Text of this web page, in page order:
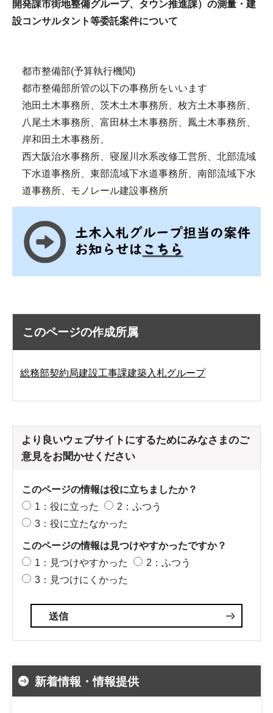
開発課市街地整備グループ、タウン推進課）の測量・建
設コンサルタント等委託案件について
都市整備部(予算執行機関)
都市整備部所管の以下の事務所をいいます
池田土木事務所、茨木土木事務所、枚方土木事務所、
八尾土木事務所、富田林土木事務所、鳳土木事務所、
岸和田土木事務所、
西大阪治水事務所、寝屋川水系改修工営所、北部流域
下水道事務所、東部流域下水道事務所、南部流域下水
道事務所、モノレール建設事務所
このページの作成所属
総務部契約局建設工事課建築入札グループ
より良いウェブサイトにするためにみなさまのご
意見をお聞かせください
このページの情報は役に立ちましたか？
1：役に立った
2：ふつう
3：役に立たなかった
このページの情報は見つけやすかったですか？
1：見つけやすかった
2：ふつう
3：見つけにくかった
新着情報・情報提供